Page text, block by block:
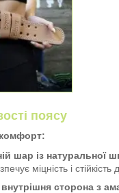
поясу
шар із натуральної
міцність і
сторона з